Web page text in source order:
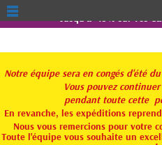
Jusqu'à -15% sur vos
Notre équipe sera en congés d'été
Vous pouvez continuer
pendant toute cette
En revanche, les expéditions
Nous vous remercions pour votre
Toute l'équipe vous souhaite un